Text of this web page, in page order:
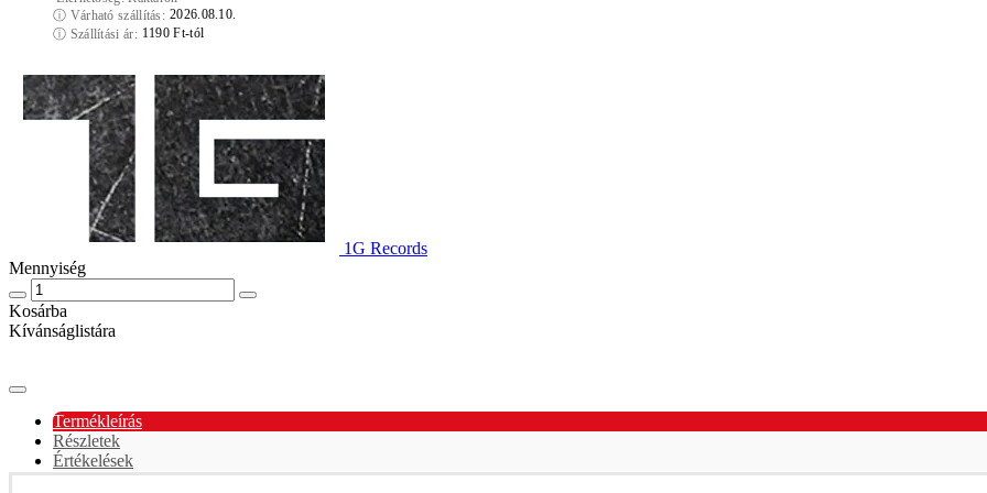
ⓘ Várható szállítás: 2026.08.10.
ⓘ Szállítási ár: 1190 Ft-tól
1G Records
Mennyiség
Kosárba
Kívánságlistára
Termékleírás
Részletek
Értékelések